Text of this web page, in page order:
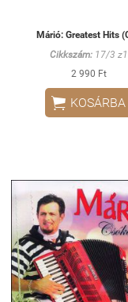
Márió: Greatest Hits
Cikkszám:17/3 z1
2 990 Ft
 KOSÁRBA